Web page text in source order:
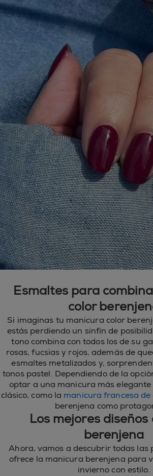
Esmaltes para
color
Si imaginas tu manicura color
estás perdiendo un sinfín de
tono combina con todos los de su
rosas, fucsias y rojos, además de
esmaltes metalizados y,
tonos pastel. Dependiendo de la
optar a una manicura más
clásico, como la manicura francesa de
berenjena como
Los mejores diseños
berenjena
Ahora, vamos a descubrir todas las
ofrece la manicura berenjena para
invierno con estilo.